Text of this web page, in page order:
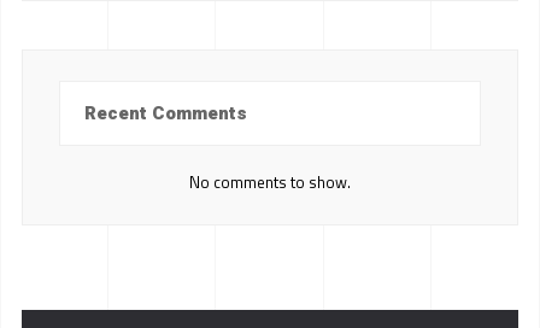
Recent Comments
No comments to show.